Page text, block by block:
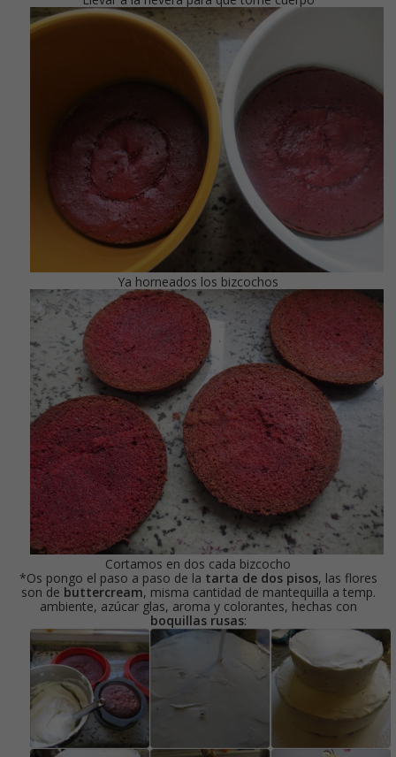
Ya horneados los bizcochos
Cortamos en dos cada bizcocho
*Os pongo el paso a paso de la tarta de dos pisos, las flores
son de buttercream, misma cantidad de mantequilla a temp.
ambiente, azúcar glas, aroma y colorantes, hechas con
boquillas rusas: